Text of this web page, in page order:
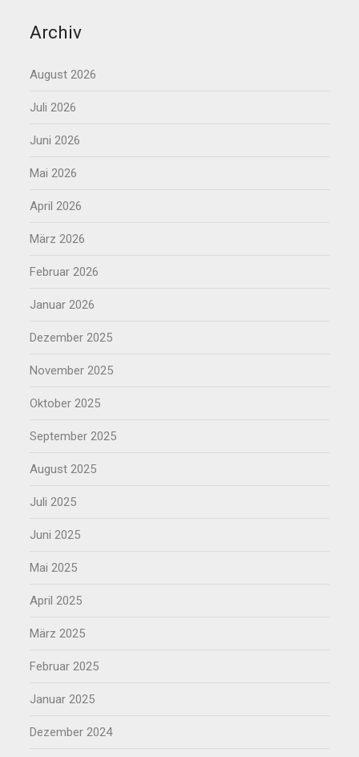
Archiv
August 2026
Juli 2026
Juni 2026
Mai 2026
April 2026
März 2026
Februar 2026
Januar 2026
Dezember 2025
November 2025
Oktober 2025
September 2025
August 2025
Juli 2025
Juni 2025
Mai 2025
April 2025
März 2025
Februar 2025
Januar 2025
Dezember 2024